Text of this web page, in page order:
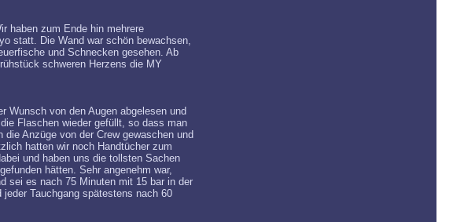
haben zum Ende hin mehrere
statt. Die Wand war schön bewachsen,
und Schnecken gesehen. Ab
schweren Herzens die MY
Wunsch von den Augen abgelesen und
Flaschen wieder gefüllt, so dass man
Anzüge von der Crew gewaschen und
hatten wir noch Handtücher zum
und haben uns die tollsten Sachen
hätten. Sehr angenehm war,
sei es nach 75 Minuten mit 15 bar in der
Tauchgang spätestens nach 60